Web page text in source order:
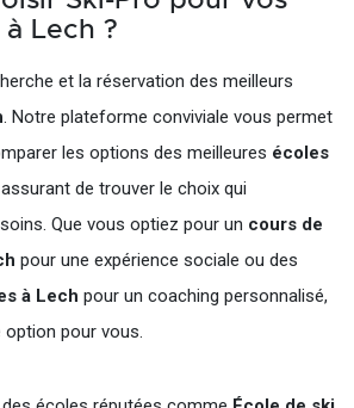
Lech ?
et la réservation des meilleurs
. Notre plateforme conviviale vous permet
les options des meilleures écoles
de trouver le choix qui
Que vous optiez pour un cours de
pour une expérience sociale ou des
à Lech pour un coaching personnalisé,
pour vous.